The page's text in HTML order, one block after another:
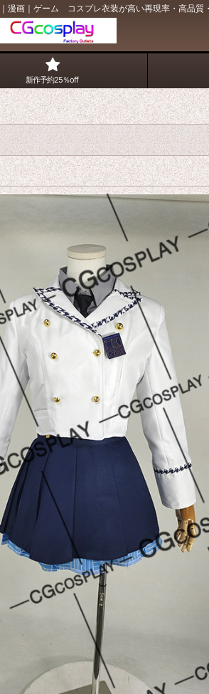
漫画｜ゲーム コスプレ衣装が高い再現率・高品
新作予約25％off